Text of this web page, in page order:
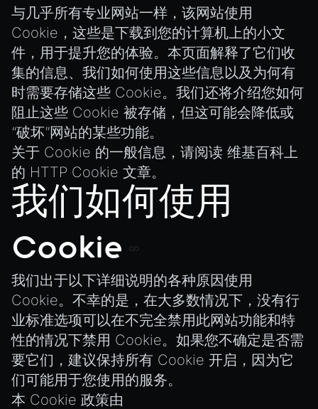
与几乎所有专业网站一样，该网站使用
Cookie，这些是下载到您的计算机上的小文
件，用于提升您的体验。本页面解释了它们收
集的信息、我们如何使用这些信息以及为何有
时需要存储这些 Cookie。我们还将介绍您如何
阻止这些 Cookie 被存储，但这可能会降低或
“破坏”网站的某些功能。
关于 Cookie 的一般信息，请阅读 维基百科上
的 HTTP Cookie 文章。
我们如何使用
Cookie
我们出于以下详细说明的各种原因使用
Cookie。不幸的是，在大多数情况下，没有行
业标准选项可以在不完全禁用此网站功能和特
性的情况下禁用 Cookie。如果您不确定是否需
要它们，建议保持所有 Cookie 开启，因为它
们可能用于您使用的服务。
本 Cookie 政策由
ViewComponent
RESOURCES
Animation
AnimationGraph
AnimationGraphManager
AttributeAccessor
AudioClip
Environment
Font
Material
MaterialManager
Mesh
MeshAttributeAccessor
MeshManager
MorphTargets
Object3D
ParticleEffect
Streaming .bin files at Runtime
Switching Scenes
Writing Components in Typescript
Writing JavaScript Libraries